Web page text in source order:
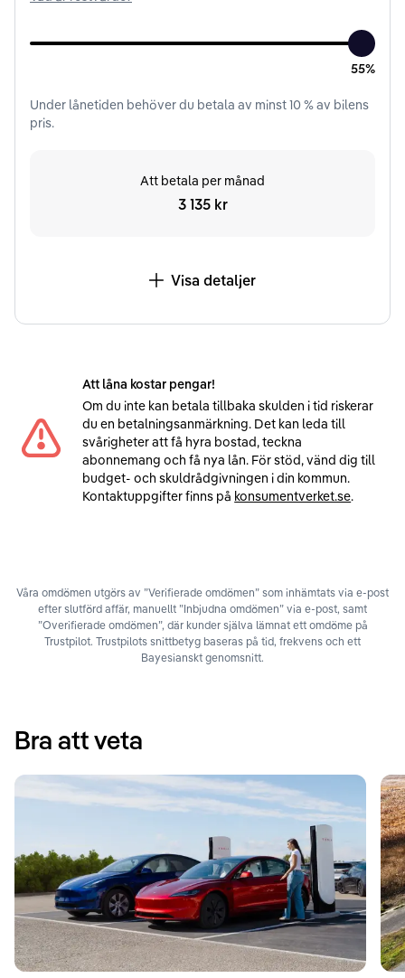
55%
Under lånetiden behöver du betala av minst10% av bilens
pris.
Att betala per månad
3 135 kr
Visa detaljer
Att låna kostar pengar!
Om du inte kan betala tillbaka skulden i tid riskerar
du en betalningsanmärkning. Det kan leda till
svårigheter att få hyra bostad, teckna
abonnemang och få nya lån. För stöd, vänd dig till
budget- och skuldrådgivningen i din kommun.
Kontaktuppgifter finns på konsumentverket.se.
Våra omdömen utgörs av ”Verifierade omdömen” som inhämtats via e-post
efter slutförd affär, manuellt ”Inbjudna omdömen” via e-post, samt
”Overifierade omdömen”, där kunder själva lämnat ett omdöme på
Trustpilot. Trustpilots snittbetyg baseras på tid, frekvens och ett
Bayesianskt genomsnitt.
Bra att veta